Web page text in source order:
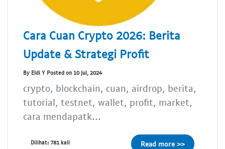
Cara Cuan Crypto 2026: Berita
Update & Strategi Profit
By Eldi Y Posted on 10 Jul, 2024
crypto, blockchain, cuan, airdrop, berita,
tutorial, testnet, wallet, profit, market,
cara mendapatk...
Dilihat: 781 kali Read more >>